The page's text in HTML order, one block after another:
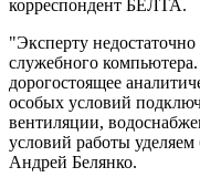
корреспондент БЕЛТА.
"Эксперту недостаточно
служебного
дорогостоящее
особых условий
вентиляции,
условий работы
Андрей Белянко.